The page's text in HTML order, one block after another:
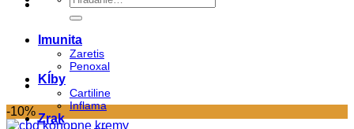
Imunita
Zaretis
Penoxal
Kĺby
Cartiline
Inflama
Zrak
-10%